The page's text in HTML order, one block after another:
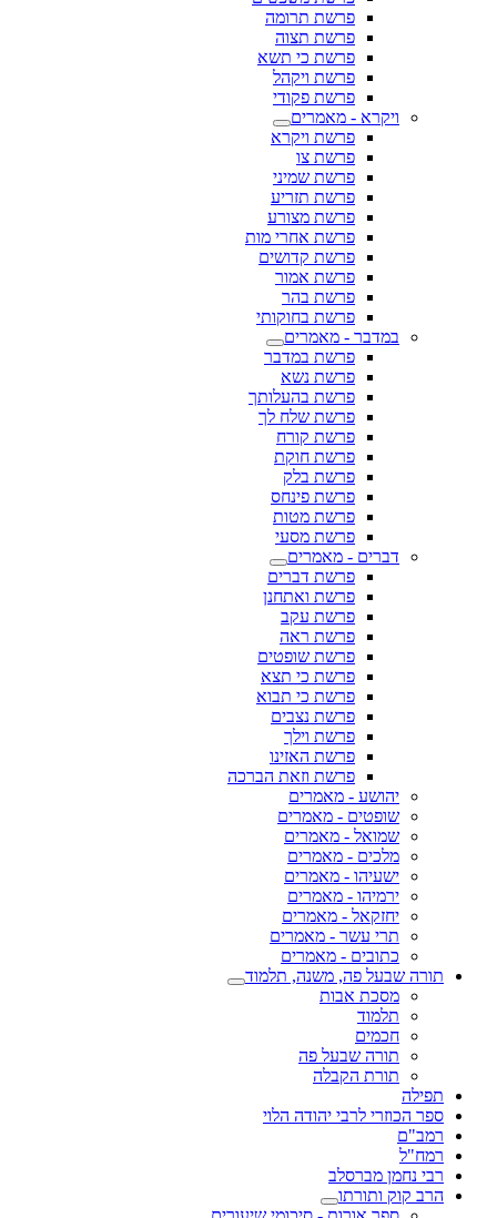
פרשת תרומה
פרשת תצוה
פרשת כי תשא
פרשת ויקהל
פרשת פקודי
ויקרא - מאמרים
פרשת ויקרא
פרשת צו
פרשת שמיני
פרשת תזריע
פרשת מצורע
פרשת אחרי מות
פרשת קדושים
פרשת אמור
פרשת בהר
פרשת בחוקותי
במדבר - מאמרים
פרשת במדבר
פרשת נשא
פרשת בהעלותך
פרשת שלח לך
פרשת קורח
פרשת חוקת
פרשת בלק
פרשת פינחס
פרשת מטות
פרשת מסעי
דברים - מאמרים
פרשת דברים
פרשת ואתחנן
פרשת עקב
פרשת ראה
פרשת שופטים
פרשת כי תצא
פרשת כי תבוא
פרשת נצבים
פרשת וילך
פרשת האזינו
פרשת וזאת הברכה
יהושע - מאמרים
שופטים - מאמרים
שמואל - מאמרים
מלכים - מאמרים
ישעיהו - מאמרים
ירמיהו - מאמרים
יחזקאל - מאמרים
תרי עשר - מאמרים
כתובים - מאמרים
תורה שבעל פה, משנה, תלמוד
מסכת אבות
תלמוד
חכמים
תורה שבעל פה
תורת הקבלה
תפילה
ספר הכוזרי לרבי יהודה הלוי
רמב"ם
רמח"ל
רבי נחמן מברסלב
הרב קוק ותורתו